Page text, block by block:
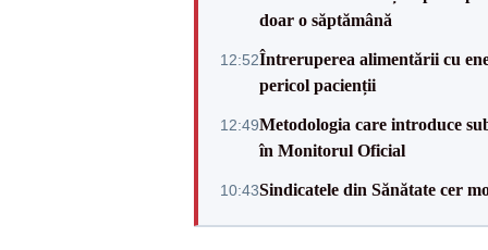
doar o săptămână
12:52Întreruperea alimentării cu
pericol pacienții
12:49Metodologia care introduce
în Monitorul Oficial
10:43Sindicatele din Sănătate cer